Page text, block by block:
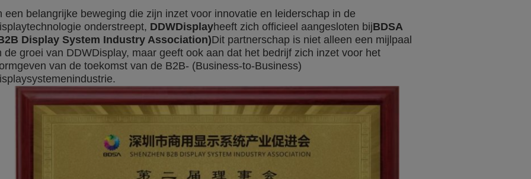
een belangrijke beweging die zijn inzet voor innovatie en leiderschap in de
onderstreept, DDWDisplayheeft zich officieel aangesloten bijBDSA
Display System Industry Association)Dit partnerschap is niet alleen een mijlpaal
de groei van DDWDisplay, maar geeft ook aan dat het bedrijf zich inzet voor het
van de toekomst van de B2B- (Business-to-Business)